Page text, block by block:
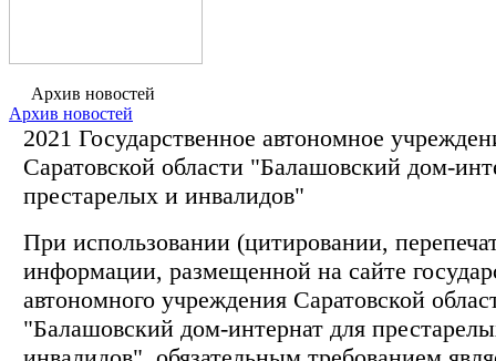
Архив новостей
Архив новостей
2021 Государственное автономное
Саратовской области "Балашовский дом-
престарелых и инвалидов"
При использовании (цитировании,
информации, размещенной на сайте
автономного учреждения Саратовской
"Балашовский дом-интернат для